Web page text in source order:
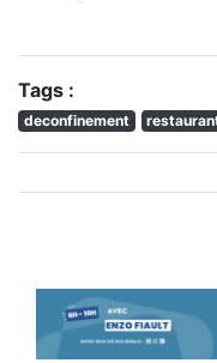
Tags :
deconfinement